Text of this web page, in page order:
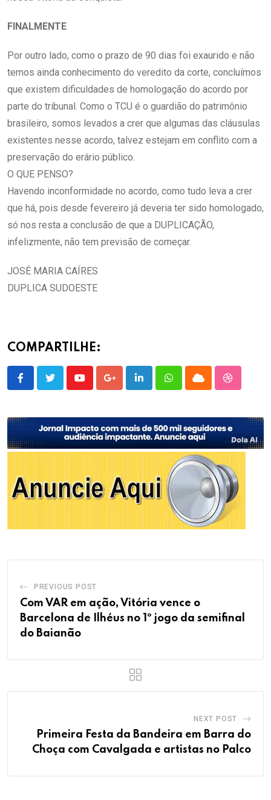
FINALMENTE
Por outro lado, como o prazo de 90 dias foi exaurido e não
temos ainda conhecimento do veredito da corte, concluímos
que existem dificuldades de homologação do acordo por
parte do tribunal. Como o TCU é o guardião do patrimônio
brasileiro, somos levados a crer que algumas das cláusulas
existentes nesse acordo, talvez estejam em conflito com a
preservação do erário público.
O QUE PENSO?
Havendo inconformidade no acordo, como tudo leva a crer
que há, pois desde fevereiro já deveria ter sido homologado,
só nos resta a conclusão de que a DUPLICAÇÃO,
infelizmente, não tem previsão de começar.
JOSÉ MARIA CAÍRES
DUPLICA SUDOESTE
COMPARTILHE:
YoutubeGoogle+LinkedInWhatsappCloud
PREVIOUS POST
Com VAR em ação, Vitória vence o
Barcelona de Ilhéus no 1º jogo da semifinal
do Baianão
NEXT POST
Primeira Festa da Bandeira em Barra do
Choça com Cavalgada e artistas no Palco